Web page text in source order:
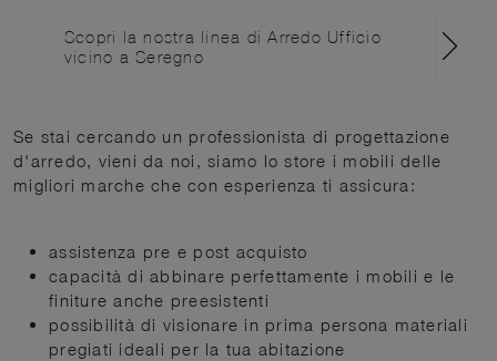
Scopri la nostra linea di Arredo Ufficio
vicino a Seregno
Se stai cercando un professionista di progettazione
d'arredo, vieni da noi, siamo lo store i mobili delle
migliori marche che con esperienza ti assicura:
assistenza pre e post acquisto
capacità di abbinare perfettamente i mobili e le
finiture anche preesistenti
possibilità di visionare in prima persona materiali
pregiati ideali per la tua abitazione